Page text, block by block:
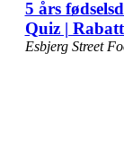
5 års
Quiz |
Esbjerg Street